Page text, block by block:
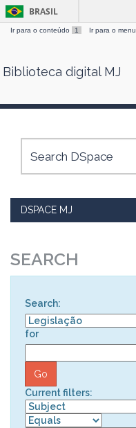
Skip
BRASIL
Ir para o conteúdo 1 Ir para o menu
Biblioteca digital MJ
DSPACE MJ
SEARCH
Search:
for
Current filters: